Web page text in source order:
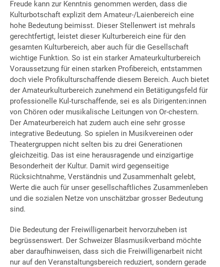
Freude kann zur Kenntnis genommen werden, dass die
Kulturbotschaft explizit dem Amateur-/Laienbereich eine
hohe Bedeutung beimisst. Dieser Stellenwert ist mehrals
gerechtfertigt, leistet dieser Kulturbereich eine für den
gesamten Kulturbereich, aber auch für die Gesellschaft
wichtige Funktion. So ist ein starker Amateurkulturbereich
Voraussetzung für einen starken Profibereich, entstammen
doch viele Profikulturschaffende diesem Bereich. Auch bietet
der Amateurkulturbereich zunehmend ein Betätigungsfeld für
professionelle Kul-turschaffende, sei es als Dirigenten:innen
von Chören oder musikalische Leitungen von Or-chestern.
Der Amateurbereich hat zudem auch eine sehr grosse
integrative Bedeutung. So spielen in Musikvereinen oder
Theatergruppen nicht selten bis zu drei Generationen
gleichzeitig. Das ist eine herausragende und einzigartige
Besonderheit der Kultur. Damit wird gegenseitige
Rücksichtnahme, Verständnis und Zusammenhalt gelebt,
Werte die auch für unser gesellschaftliches Zusammenleben
und die sozialen Netze von unschätzbar grosser Bedeutung
sind.
Die Bedeutung der Freiwilligenarbeit hervorzuheben ist
begrüssenswert. Der Schweizer Blasmusikverband möchte
aber daraufhinweisen, dass sich die Freiwilligenarbeit nicht
nur auf den Veranstaltungsbereich reduziert, sondern gerade